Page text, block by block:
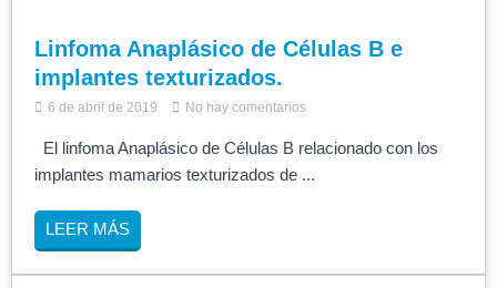
Linfoma Anaplásico de Células B e
implantes texturizados.
6 de abril de 2019 No hay comentarios
El linfoma Anaplásico de Células B relacionado con los
implantes mamarios texturizados de ...
LEER MÁS